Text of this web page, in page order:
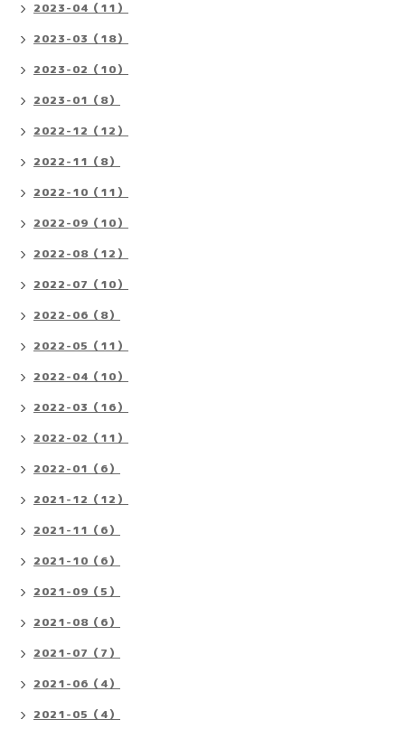
2023-04（11）
2023-03（18）
2023-02（10）
2023-01（8）
2022-12（12）
2022-11（8）
2022-10（11）
2022-09（10）
2022-08（12）
2022-07（10）
2022-06（8）
2022-05（11）
2022-04（10）
2022-03（16）
2022-02（11）
2022-01（6）
2021-12（12）
2021-11（6）
2021-10（6）
2021-09（5）
2021-08（6）
2021-07（7）
2021-06（4）
2021-05（4）